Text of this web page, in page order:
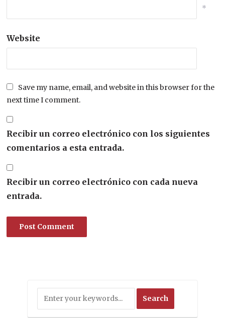
*
Website
Save my name, email, and website in this browser for the
next time I comment.
Recibir un correo electrónico con los siguientes
comentarios a esta entrada.
Recibir un correo electrónico con cada nueva
entrada.